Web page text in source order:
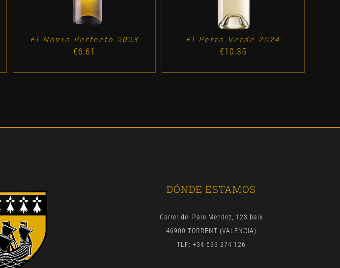
El Novio Perfecto 2023
€6.61
El Perro Verde 2024
€10.35
DÓNDE ESTAMOS
Carrer del Pare Mendez, 123 baix
46900 TORRENT (VALENCIA)
TLF: +34 633 274 126